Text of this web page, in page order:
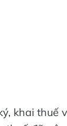
khai thuế